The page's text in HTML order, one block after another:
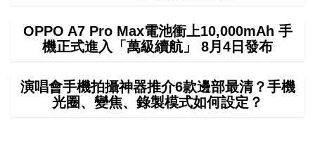
OPPO A7 Pro Max電池衝上10,000mAh 手
機正式進入「萬級續航」 8月4日發布
演唱會手機拍攝神器推介6款邊部最清？手機
光圈、變焦、錄製模式如何設定？